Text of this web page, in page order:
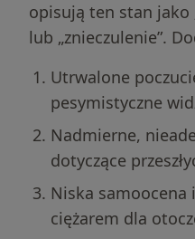
opisują ten stan jako
lub „znieczulenie”.
Utrwalone
pesymistyczne
Nadmierne,
dotyczące
Niska samoocena
ciężarem dla